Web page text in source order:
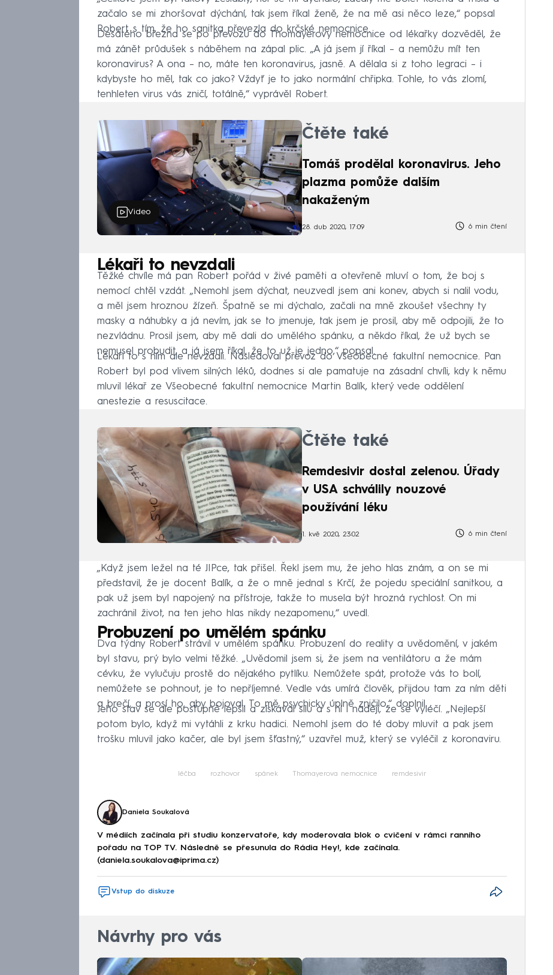
začalo se mi zhoršovat dýchání, tak jsem říkal ženě, že na mě asi něco leze,“ popsal
Robert s tím, že ho sanitka převezla do krčské nemocnice.
Desátého března se po převozu do Thomayerovy nemocnice od lékařky dozvěděl, že
má zánět průdušek s náběhem na zápal plic. „A já jsem jí říkal – a nemůžu mít ten
koronavirus? A ona – no, máte ten koronavirus, jasně. A dělala si z toho legraci – i
kdybyste ho měl, tak co jako? Vždyť je to jako normální chřipka. Tohle, to vás zlomí,
tenhleten virus vás zničí, totálně,“ vyprávěl Robert.
Video
Čtěte také
Tomáš prodělal koronavirus. Jeho
plazma pomůže dalším
nakaženým
28. dub 2020, 17:09 6 min čtení
Lékaři to nevzdali
Těžké chvíle má pan Robert pořád v živé paměti a otevřeně mluví o tom, že boj s
nemocí chtěl vzdát. „Nemohl jsem dýchat, neuzvedl jsem ani konev, abych si nalil vodu,
a měl jsem hroznou žízeň. Špatně se mi dýchalo, začali na mně zkoušet všechny ty
masky a náhubky a já nevím, jak se to jmenuje, tak jsem je prosil, aby mě odpojili, že to
nezvládnu. Prosil jsem, aby mě dali do umělého spánku, a někdo říkal, že už bych se
nemusel probudit, a já jsem říkal, že to už je jedno,“ popsal.
Lékaři to s ním ale nevzdali. Následoval převoz do Všeobecné fakultní nemocnice. Pan
Robert byl pod vlivem silných léků, dodnes si ale pamatuje na zásadní chvíli, kdy k němu
mluvil lékař ze Všeobecné fakultní nemocnice Martin Balík, který vede oddělení
anestezie a resuscitace.
Čtěte také
Remdesivir dostal zelenou. Úřady
v USA schválily nouzové
používání léku
1. kvě 2020, 23:02 6 min čtení
„Když jsem ležel na té JIPce, tak přišel. Řekl jsem mu, že jeho hlas znám, a on se mi
představil, že je docent Balík, a že o mně jednal s Krčí, že pojedu speciální sanitkou, a
pak už jsem byl napojený na přístroje, takže to musela být hrozná rychlost. On mi
zachránil život, na ten jeho hlas nikdy nezapomenu,“ uvedl.
Probuzení po umělém spánku
Dva týdny Robert strávil v umělém spánku. Probuzení do reality a uvědomění, v jakém
byl stavu, prý bylo velmi těžké. „Uvědomil jsem si, že jsem na ventilátoru a že mám
cévku, že vylučuju prostě do nějakého pytlíku. Nemůžete spát, protože vás to bolí,
nemůžete se pohnout, je to nepříjemné. Vedle vás umírá člověk, přijdou tam za ním děti
a brečí, a prosí ho, aby bojoval. To mě psychicky úplně zničilo,“ doplnil.
Jeho stav se ale postupně lepšil a získával sílu a s ní i naději, že se vyléčí. „Nejlepší
potom bylo, když mi vytáhli z krku hadici. Nemohl jsem do té doby mluvit a pak jsem
trošku mluvil jako kačer, ale byl jsem šťastný,“ uzavřel muž, který se vyléčil z koronaviru.
léčba rozhovor spánek Thomayerova nemocnice remdesivir
Daniela Soukalová
V médiích začínala při studiu konzervatoře, kdy moderovala blok o cvičení v rámci ranního
pořadu na TOP TV. Následně se přesunula do Rádia Hey!, kde začínala.
(daniela.soukalova@iprima.cz)
Vstup do diskuze
Návrhy pro vás